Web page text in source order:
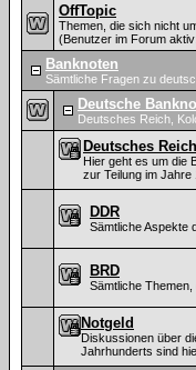
OffTopic
Themen, die sich nicht
(Benutzer im Forum
Banknoten
Sämtliche Fragen zu
Deutsche
Deutsches Reich,
Deutsches Reich
Hier geht es um die
zur Teilung im Jahre
DDR
Sämtliche Aspekte
BRD
Sämtliche
Notgeld
Diskussionen über
Jahrhunderts sind